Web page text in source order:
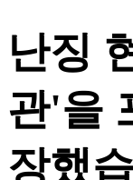
난징
관'을
장했